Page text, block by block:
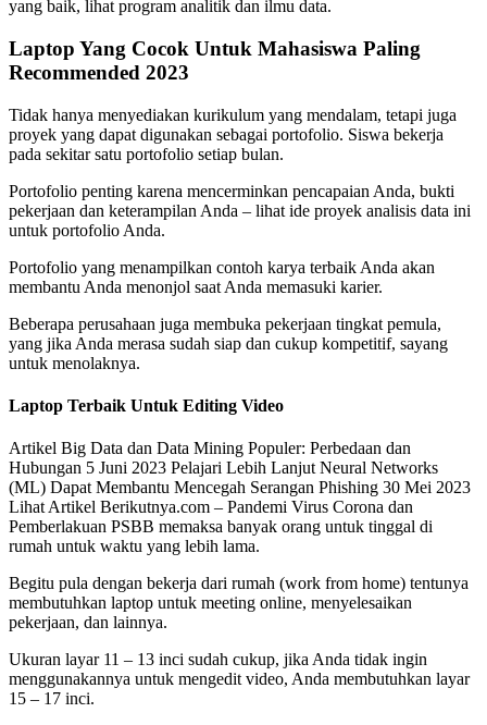
yang baik, lihat program analitik dan ilmu data.
Laptop Yang Cocok Untuk Mahasiswa Paling
Recommended 2023
Tidak hanya menyediakan kurikulum yang mendalam, tetapi juga
proyek yang dapat digunakan sebagai portofolio. Siswa bekerja
pada sekitar satu portofolio setiap bulan.
Portofolio penting karena mencerminkan pencapaian Anda, bukti
pekerjaan dan keterampilan Anda – lihat ide proyek analisis data ini
untuk portofolio Anda.
Portofolio yang menampilkan contoh karya terbaik Anda akan
membantu Anda menonjol saat Anda memasuki karier.
Beberapa perusahaan juga membuka pekerjaan tingkat pemula,
yang jika Anda merasa sudah siap dan cukup kompetitif, sayang
untuk menolaknya.
Laptop Terbaik Untuk Editing Video
Artikel Big Data dan Data Mining Populer: Perbedaan dan
Hubungan 5 Juni 2023 Pelajari Lebih Lanjut Neural Networks
(ML) Dapat Membantu Mencegah Serangan Phishing 30 Mei 2023
Lihat Artikel Berikutnya.com – Pandemi Virus Corona dan
Pemberlakuan PSBB memaksa banyak orang untuk tinggal di
rumah untuk waktu yang lebih lama.
Begitu pula dengan bekerja dari rumah (work from home) tentunya
membutuhkan laptop untuk meeting online, menyelesaikan
pekerjaan, dan lainnya.
Ukuran layar 11 – 13 inci sudah cukup, jika Anda tidak ingin
menggunakannya untuk mengedit video, Anda membutuhkan layar
15 – 17 inci.